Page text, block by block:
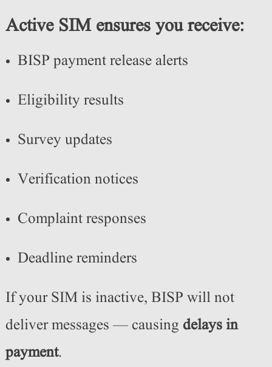
Active SIM ensures you receive:
BISP payment release alerts
Eligibility results
Survey updates
Verification notices
Complaint responses
Deadline reminders
If your SIM is inactive, BISP will not
deliver messages — causing delays in
payment.